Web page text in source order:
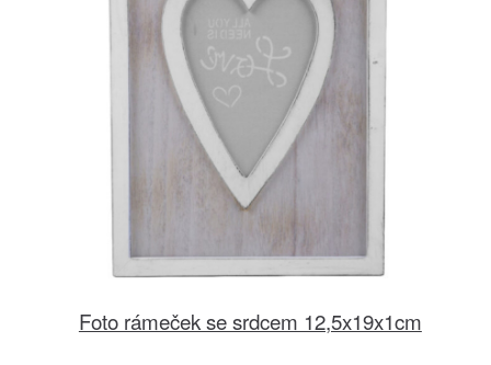
Foto rámeček se srdcem 12,5x19x1cm